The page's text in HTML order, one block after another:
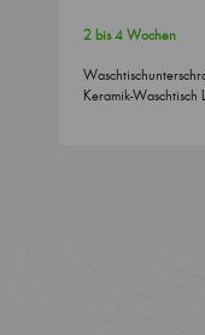
2 bis 4 Wochen
Keramik-Waschtisch